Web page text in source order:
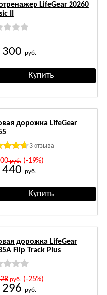
LifeGear 20260
II
300 руб.
дорожка LifeGear
3 отзыва
руб.(-19%)
440 руб.
дорожка LifeGear
Flip Track Plus
руб.(-25%)
296 руб.